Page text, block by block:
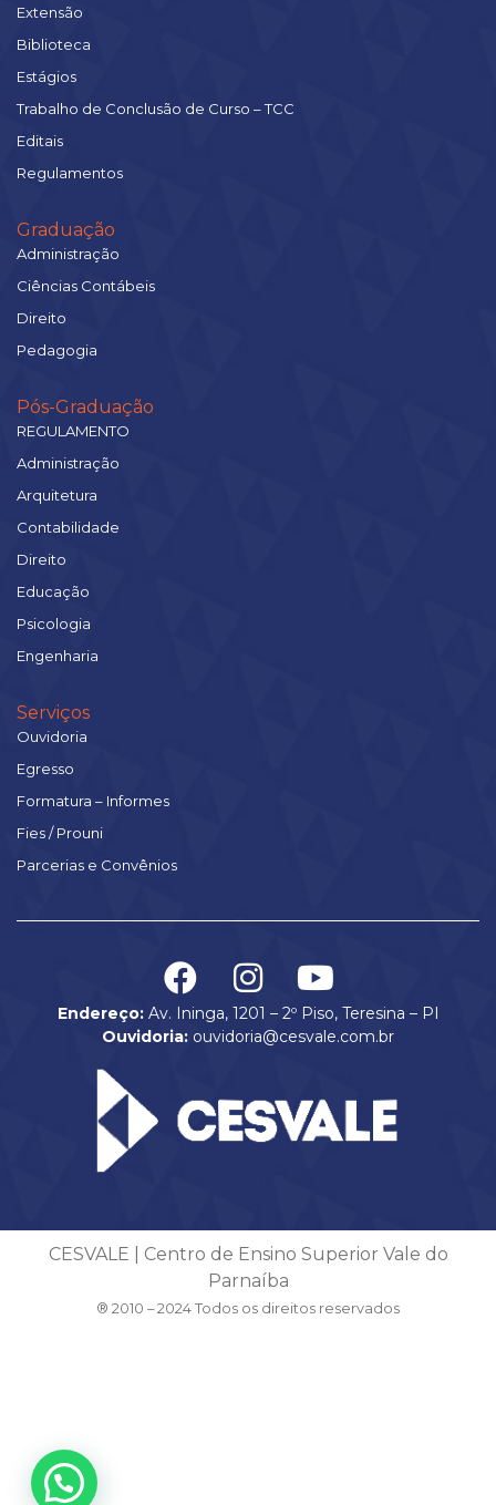
Extensão
Biblioteca
Estágios
Trabalho de Conclusão de Curso – TCC
Editais
Regulamentos
Graduação
Administração
Ciências Contábeis
Direito
Pedagogia
Pós-Graduação
REGULAMENTO
Administração
Arquitetura
Contabilidade
Direito
Educação
Psicologia
Engenharia
Serviços
Ouvidoria
Egresso
Formatura – Informes
Fies / Prouni
Parcerias e Convênios
Endereço:Av. Ininga, 1201 – 2º Piso, Teresina – PI
Ouvidoria: ouvidoria@cesvale.com.br
CESVALE | Centro de Ensino Superior Vale do
Parnaíba
® 2010 – 2024 Todos os direitos reservados